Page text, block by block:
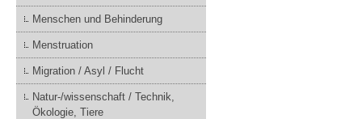
Menschen und Behinderung
Menstruation
Migration / Asyl / Flucht
Natur-/wissenschaft / Technik,
Ökologie, Tiere